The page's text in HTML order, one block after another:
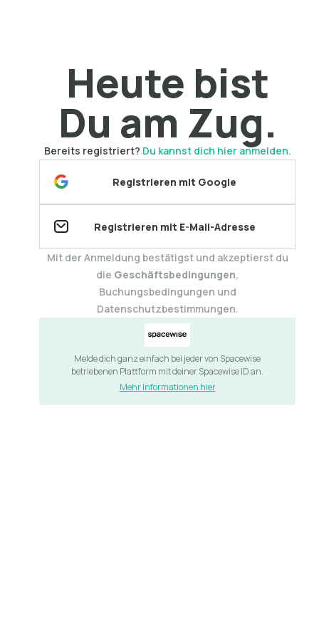
Heute bist
Du am Zug.
Bereits registriert? Du kannst dich hier anmelden.
Registrieren mit Google
Registrieren mit E-Mail-Adresse
Mit der Anmeldung bestätigst und akzeptierst du
die Geschäftsbedingungen,
Buchungsbedingungen und
Datenschutzbestimmungen.
Melde dich ganz einfach bei jeder von Spacewise
betriebenen Plattform mit deiner Spacewise ID an.
Mehr Informationen hier